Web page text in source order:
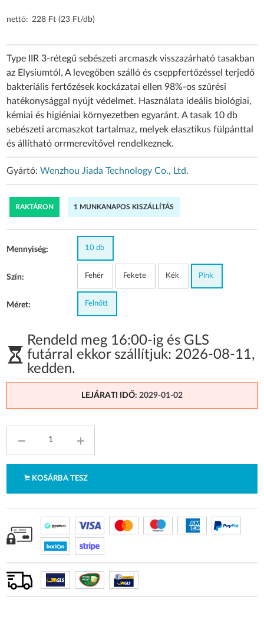
nettó: 228 Ft (23 Ft/db)
Type IIR 3-rétegű sebészeti arcmaszk visszazárható tasakban
az Elysiumtól. A levegőben szálló és cseppfertőzéssel terjedő
bakteriális fertőzések kockázatai ellen 98%-os szűrési
hatékonysággal nyújt védelmet. Használata ideális biológiai,
kémiai és higiéniai környezetben egyaránt. A tasak 10 db
sebészeti arcmaszkot tartalmaz, melyek elasztikus fülpánttal
és állítható orrmerevítővel rendelkeznek.
Gyártó:Wenzhou Jiada Technology Co., Ltd.
RAKTÁRON 1 MUNKANAPOS KISZÁLLÍTÁS
Mennyiség: 10 db
Szín: Fehér Fekete Kék Pink
Méret: Felnőtt
Rendeld meg 16:00-ig és GLS
futárral ekkor szállítjuk: 2026-08-11,
kedden.
LEJÁRATI IDŐ: 2029-01-02
KOSÁRBA TESZ